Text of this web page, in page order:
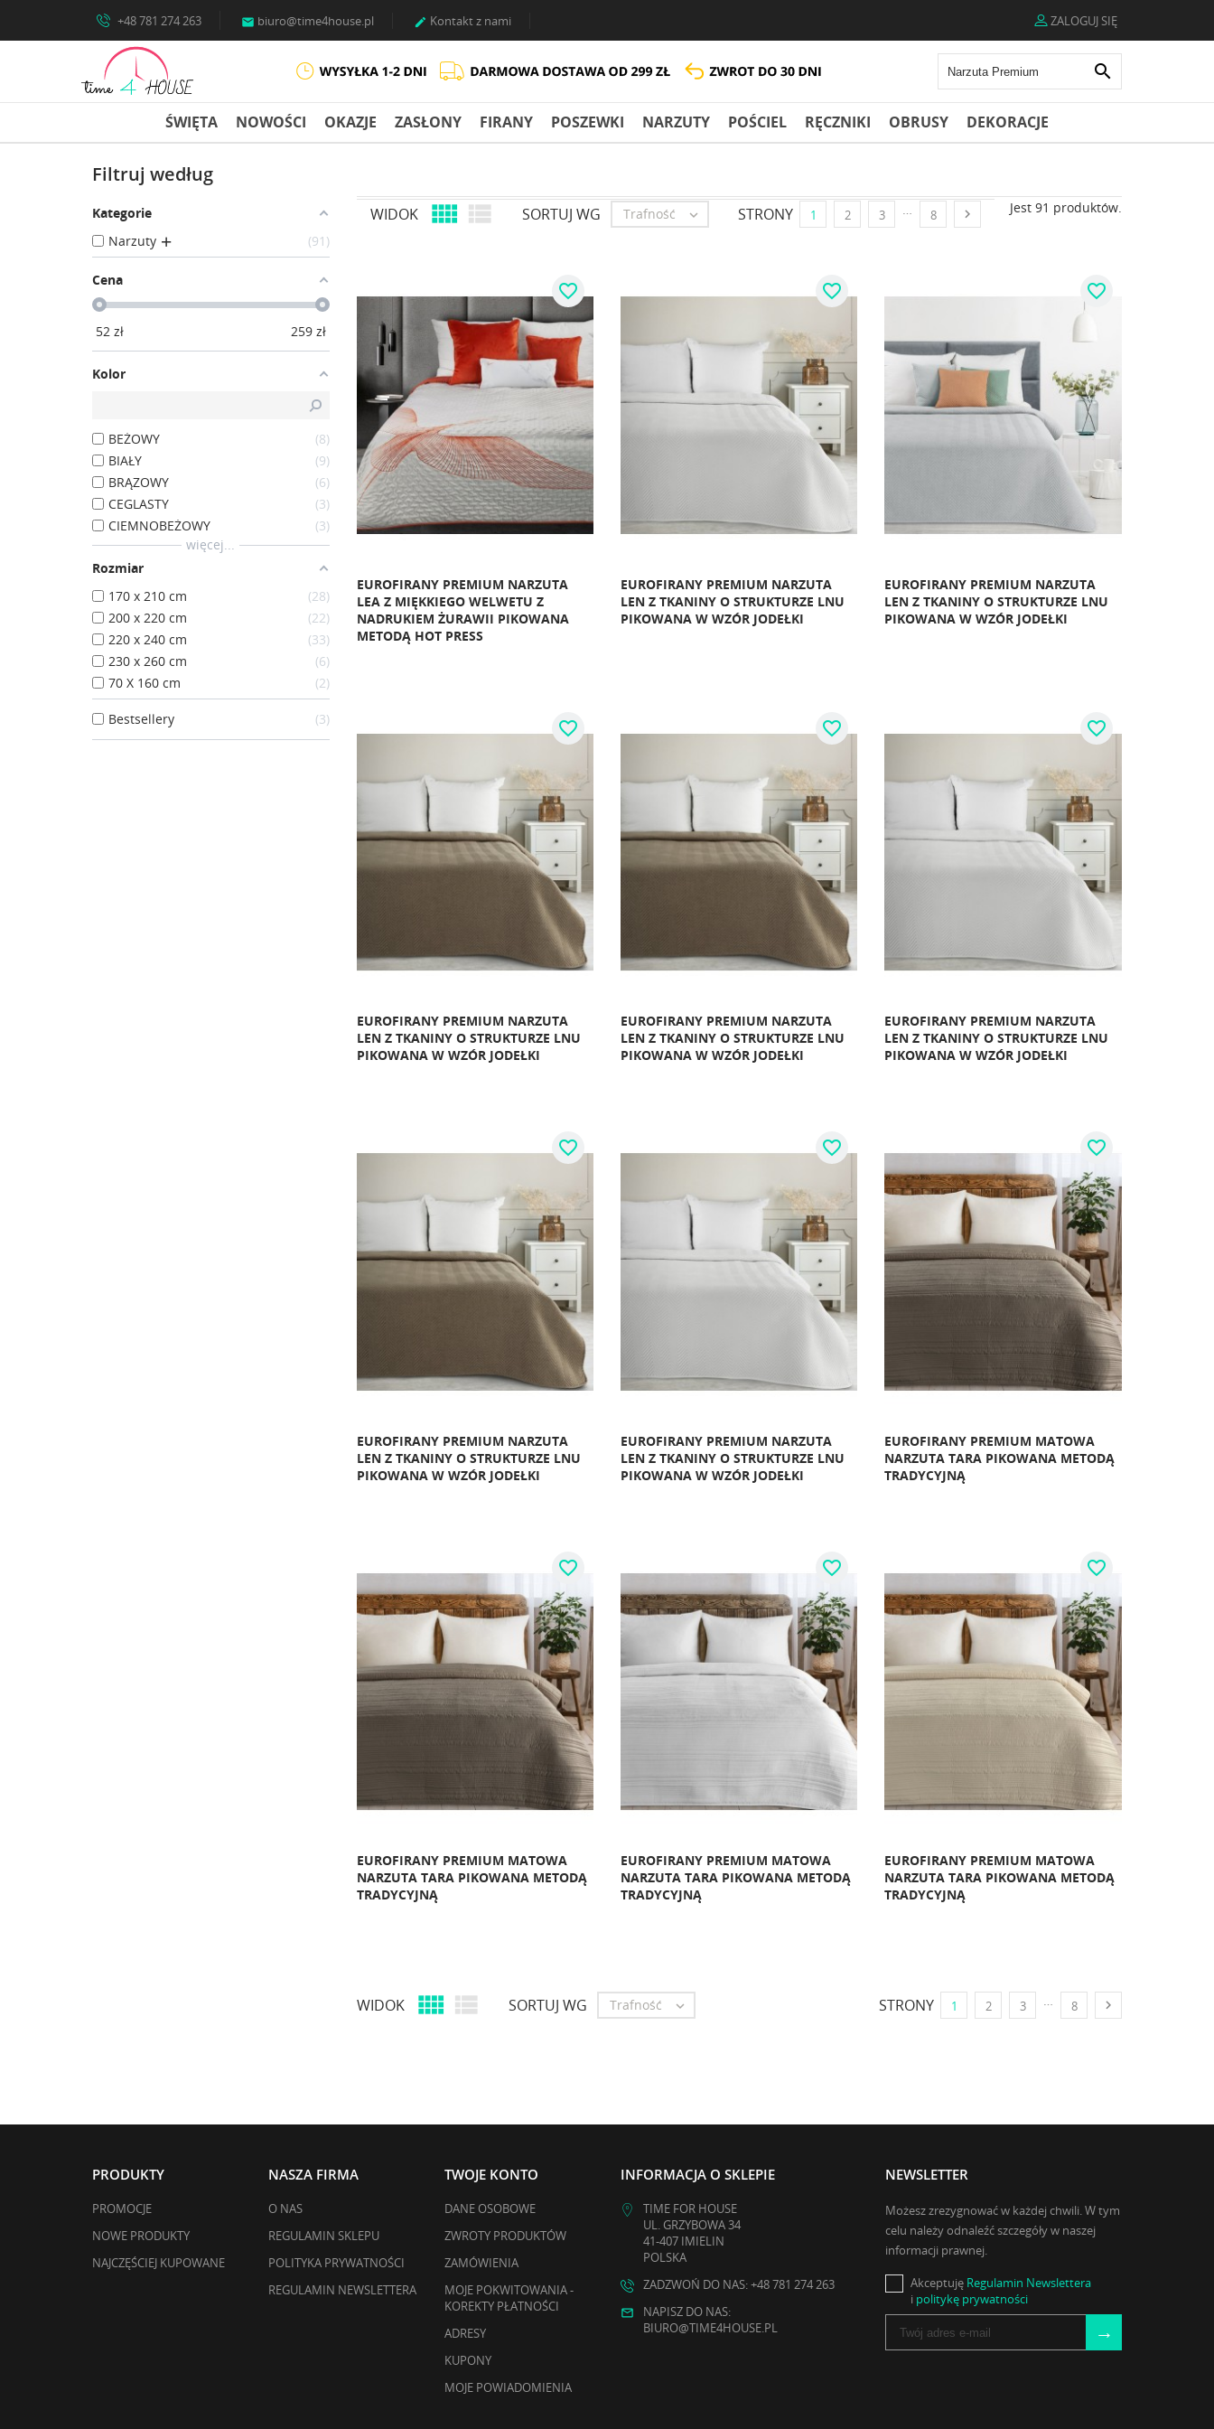
+48 781 274 263  biuro@time4house.pl  Kontakt z nami ZALOGUJ SIĘ

ŚWIĘTA NOWOŚCI OKAZJE ZASŁONY FIRANY POSZEWKI NARZUTY POŚCIEL RĘCZNIKI OBRUSY DEKORACJE
Filtruj według
Kategorie
Narzuty
91
Cena
52 zł 259zł
Kolor
BEŻOWY
8
BIAŁY
9
BRĄZOWY
6
CEGLASTY
3
CIEMNOBEŻOWY
3
więcej...
Rozmiar
170 x 210 cm
28
200 x 220 cm
22
220 x 240 cm
33
230 x 260 cm
6
70 X 160 cm
2
Bestsellery 3
Jest 91 produktów.
WIDOK   SORTUJ WG Trafność  STRONY 1 2 3 8 
EUROFIRANY PREMIUM NARZUTA
LEA Z MIĘKKIEGO WELWETU Z
NADRUKIEM ŻURAWII PIKOWANA
METODĄ HOT PRESS
favorite_border
EUROFIRANY PREMIUM NARZUTA
LEN Z TKANINY O STRUKTURZE LNU
PIKOWANA W WZÓR JODEŁKI
favorite_border
EUROFIRANY PREMIUM NARZUTA
LEN Z TKANINY O STRUKTURZE LNU
PIKOWANA W WZÓR JODEŁKI
favorite_border
EUROFIRANY PREMIUM NARZUTA
LEN Z TKANINY O STRUKTURZE LNU
PIKOWANA W WZÓR JODEŁKI
favorite_border
EUROFIRANY PREMIUM NARZUTA
LEN Z TKANINY O STRUKTURZE LNU
PIKOWANA W WZÓR JODEŁKI
favorite_border
EUROFIRANY PREMIUM NARZUTA
LEN Z TKANINY O STRUKTURZE LNU
PIKOWANA W WZÓR JODEŁKI
favorite_border
EUROFIRANY PREMIUM NARZUTA
LEN Z TKANINY O STRUKTURZE LNU
PIKOWANA W WZÓR JODEŁKI
favorite_border
EUROFIRANY PREMIUM NARZUTA
LEN Z TKANINY O STRUKTURZE LNU
PIKOWANA W WZÓR JODEŁKI
favorite_border
EUROFIRANY PREMIUM MATOWA
NARZUTA TARA PIKOWANA METODĄ
TRADYCYJNĄ
favorite_border
EUROFIRANY PREMIUM MATOWA
NARZUTA TARA PIKOWANA METODĄ
TRADYCYJNĄ
favorite_border
EUROFIRANY PREMIUM MATOWA
NARZUTA TARA PIKOWANA METODĄ
TRADYCYJNĄ
favorite_border
EUROFIRANY PREMIUM MATOWA
NARZUTA TARA PIKOWANA METODĄ
TRADYCYJNĄ
favorite_border
WIDOK   SORTUJ WG Trafność  STRONY 1 2 3 8 
PRODUKTY
PROMOCJE
NOWE PRODUKTY
NAJCZĘŚCIEJ KUPOWANE
NASZA FIRMA
O NAS
REGULAMIN SKLEPU
POLITYKA PRYWATNOŚCI
REGULAMIN NEWSLETTERA
TWOJE KONTO
DANE OSOBOWE
ZWROTY PRODUKTÓW
ZAMÓWIENIA
MOJE POKWITOWANIA -
KOREKTY PŁATNOŚCI
ADRESY
KUPONY
MOJE POWIADOMIENIA
INFORMACJA O SKLEPIE
TIME FOR HOUSE
UL. GRZYBOWA 34
41-407 IMIELIN
POLSKA
ZADZWOŃ DO NAS: +48 781 274 263
NAPISZ DO NAS:
BIURO@TIME4HOUSE.PL
NEWSLETTER
Możesz zrezygnować w każdej chwili. W tym
celu należy odnaleźć szczegóły w naszej
informacji prawnej.
Akceptuję Regulamin Newslettera
i politykę prywatności